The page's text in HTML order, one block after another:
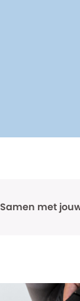
Samen met